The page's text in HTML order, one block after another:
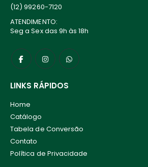
(12) 99260-7120
ATENDIMENTO:
Seg a Sex das 9h às 18h
LINKS RÁPIDOS
Home
Catálogo
Tabela de Conversão
Contato
Política de Privacidade